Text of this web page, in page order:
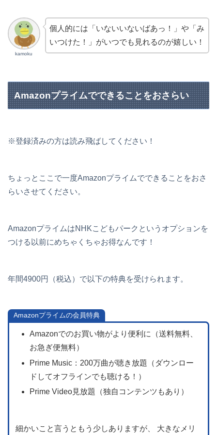
kamoku
個人的には「いないいないばあっ！」や「み
いつけた！」がいつでも見れるのが嬉しい！
Amazonプライムでできることをおさらい
※登録済みの方は読み飛ばしてください！
ちょっとここで一度Amazonプライムでできることをおさ
らいさせてください。
AmazonプライムはNHKこどもパークというオプションを
つける以前にめちゃくちゃお得なんです！
年間4900円（税込）で以下の特典を受けられます。
Amazonプライムの会員特典
Amazonでのお買い物がより便利に（送料無料、
お急ぎ便無料）
Prime Music：200万曲が聴き放題（ダウンロー
ドしてオフラインでも聴ける！）
Prime Video見放題（独自コンテンツもあり）
細かいこと言うともう少しありますが、 大きなメリ